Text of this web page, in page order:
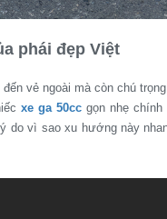
phái đẹp Việt
vẻ ngoài mà còn chú
xe ga 50cc gọn nhẹ
vì sao xu hướng này